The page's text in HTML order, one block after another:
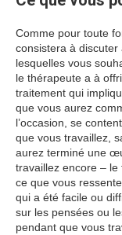
Comme pour toute
consistera à
lesquelles vous
le thérapeute a à
traitement qui
que vous aurez
l’occasion, se
que vous travaillez,
aurez terminé une
travaillez encore –
ce que vous
qui a été facile ou
sur les pensées ou
pendant que vous